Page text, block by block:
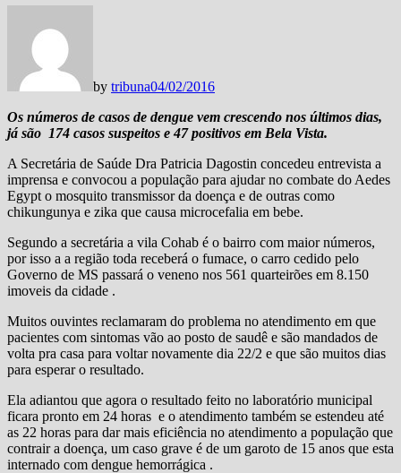
by tribuna04/02/2016
Os números de casos de dengue vem crescendo nos últimos dias,
já são 174 casos suspeitos e 47 positivos em Bela Vista.
A Secretária de Saúde Dra Patricia Dagostin concedeu entrevista a
imprensa e convocou a população para ajudar no combate do Aedes
Egypt o mosquito transmissor da doença e de outras como
chikungunya e zika que causa microcefalia em bebe.
Segundo a secretária a vila Cohab é o bairro com maior números,
por isso a a região toda receberá o fumace, o carro cedido pelo
Governo de MS passará o veneno nos 561 quarteirões em 8.150
imoveis da cidade .
Muitos ouvintes reclamaram do problema no atendimento em que
pacientes com sintomas vão ao posto de saudê e são mandados de
volta pra casa para voltar novamente dia 22/2 e que são muitos dias
para esperar o resultado.
Ela adiantou que agora o resultado feito no laboratório municipal
ficara pronto em 24 horas e o atendimento também se estendeu até
as 22 horas para dar mais eficiência no atendimento a população que
contrair a doença, um caso grave é de um garoto de 15 anos que esta
internado com dengue hemorrágica .